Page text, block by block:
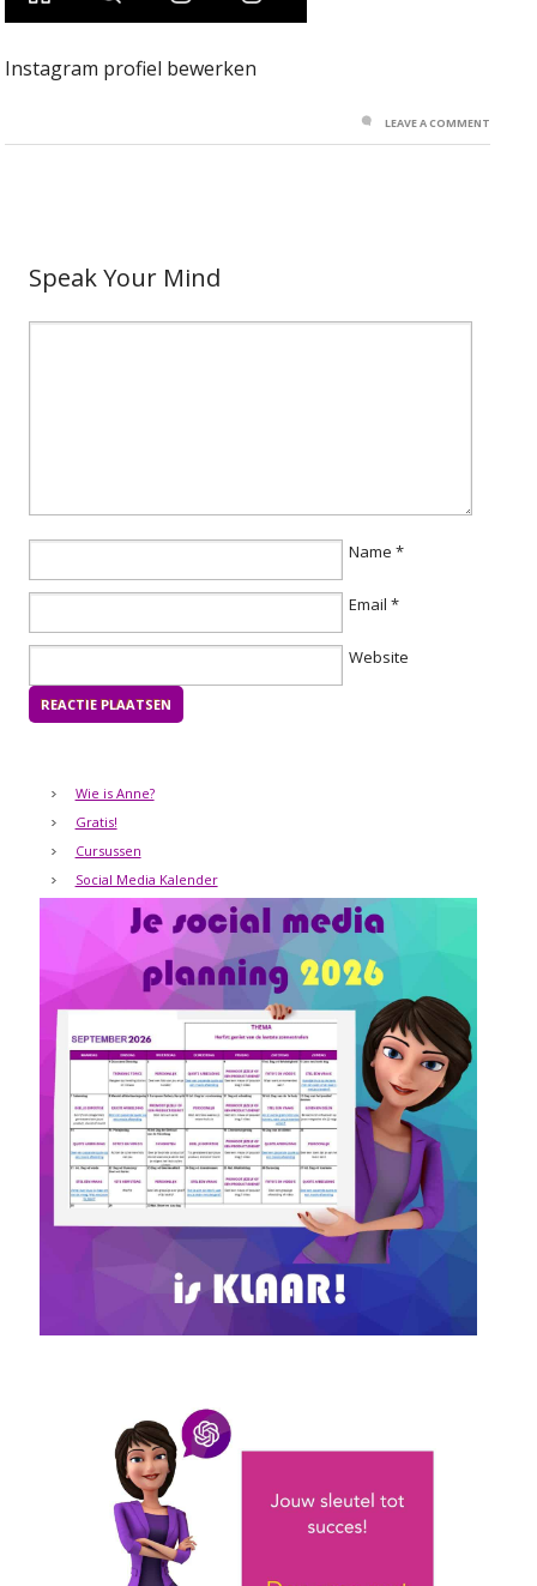
Instagram profiel bewerken
LEAVE A COMMENT
Speak Your Mind
Name *
Email *
Website
Wie is Anne?
Gratis!
Cursussen
Social Media Kalender